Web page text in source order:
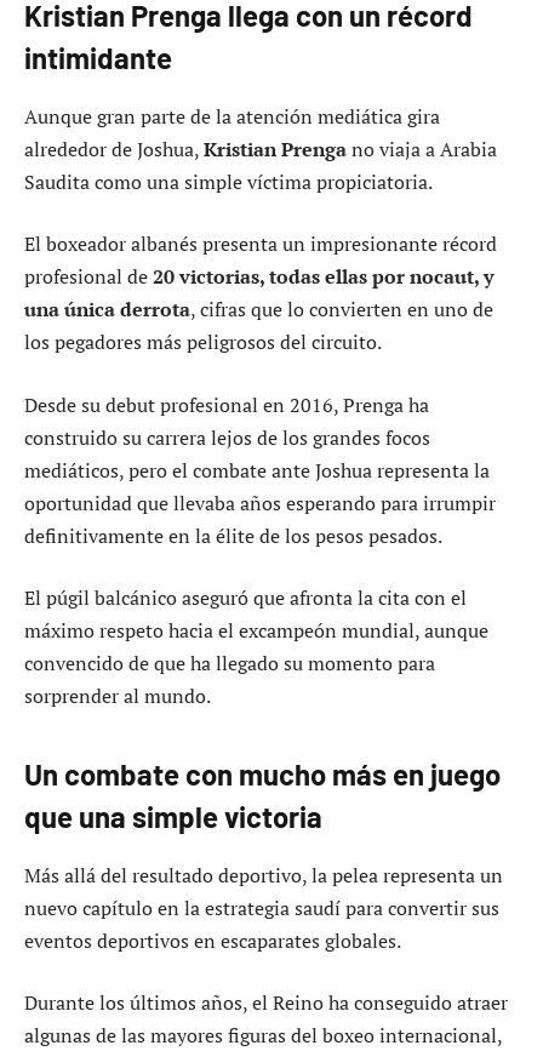
Kristian Prenga llega con un récord
intimidante
Aunque gran parte de la atención mediática gira
alrededor de Joshua,Kristian Prengano viaja a Arabia
Saudita como una simple víctima propiciatoria.
El boxeador albanés presenta un impresionante récord
profesional de20 victorias, todas ellas por nocaut, y
una única derrota, cifras que lo convierten en uno de
los pegadores más peligrosos del circuito.
Desde su debut profesional en 2016, Prenga ha
construido su carrera lejos de los grandes focos
mediáticos, pero el combate ante Joshua representa la
oportunidad que llevaba años esperando para irrumpir
definitivamente en la élite de los pesos pesados.
El púgil balcánico aseguró que afronta la cita con el
máximo respeto hacia el excampeón mundial, aunque
convencido de que ha llegado su momento para
sorprender al mundo.
Un combate con mucho más en juego
que una simple victoria
Más allá del resultado deportivo, la pelea representa un
nuevo capítulo en la estrategia saudí para convertir sus
eventos deportivos en escaparates globales.
Durante los últimos años, el Reino ha conseguido atraer
algunas de las mayores figuras del boxeo internacional,